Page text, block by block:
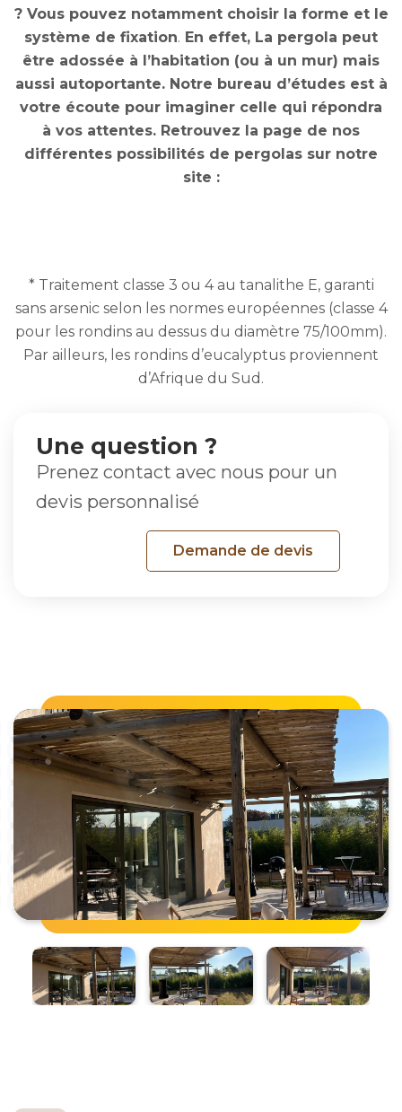
? Vous pouvez notamment choisir la forme et le
système de fixation. En effet, La pergola peut
être adossée à l’habitation (ou à un mur) mais
aussi autoportante. Notre bureau d’études est à
votre écoute pour imaginer celle qui répondra
à vos attentes. Retrouvez la page de nos
différentes possibilités de pergolas sur notre
site :
* Traitement classe 3 ou 4 au tanalithe E, garanti
sans arsenic selon les normes européennes (classe 4
pour les rondins au dessus du diamètre 75/100mm).
Par ailleurs, les rondins d’eucalyptus proviennent
d’Afrique du Sud.
Une question ?
Prenez contact avec nous pour un
devis personnalisé
Demande de devis